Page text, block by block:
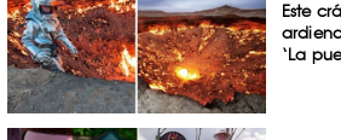
Este
‘La